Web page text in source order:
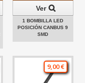
Ver
1 BOMBILLA LED
POSICIÓN CANBUS 9
SMD
9,00 €